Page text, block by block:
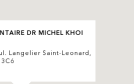
DR MICHEL KHOI
Langelier Saint-Leonard,